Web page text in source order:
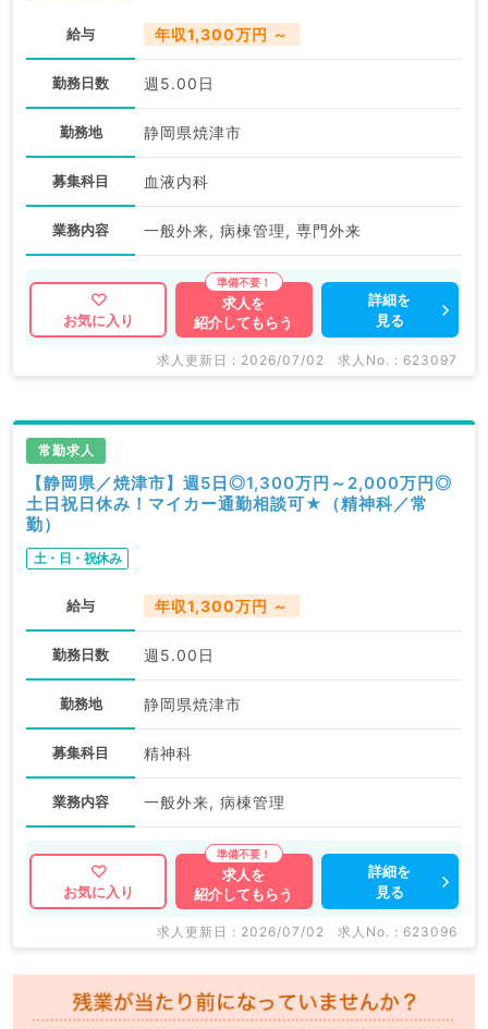
給与 年収1,300万円 ～
勤務日数 週5.00日
勤務地 静岡県焼津市
募集科目 血液内科
業務内容 一般外来, 病棟管理, 専門外来
お気に入り
求人を
紹介してもらう
詳細を
見る
求人更新日 : 2026/07/02 求人No. : 623097
常勤求人
【静岡県／焼津市】週5日◎1,300万円～2,000万円◎
土日祝日休み！マイカー通勤相談可★（精神科／常
勤）
土・日・祝休み
給与 年収1,300万円 ～
勤務日数 週5.00日
勤務地 静岡県焼津市
募集科目 精神科
業務内容 一般外来, 病棟管理
お気に入り
求人を
紹介してもらう
詳細を
見る
求人更新日 : 2026/07/02 求人No. : 623096